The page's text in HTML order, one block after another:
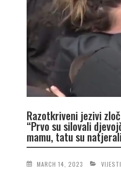
Razotkriveni jezivi
“Prvo su silovali
mamu, tatu su
MARCH 14, 2023 VIJESTI